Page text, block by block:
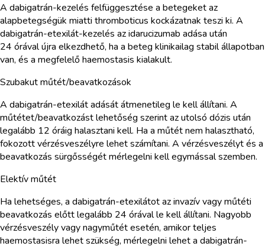
A dabigatrán-kezelés felfüggesztése a betegeket az
alapbetegségük miatti thromboticus kockázatnak teszi ki. A
dabigatrán-etexilát-kezelés az idarucizumab adása után
24 órával újra elkezdhető, ha a beteg klinikailag stabil állapotban
van, és a megfelelő haemostasis kialakult.
Szubakut műtét/beavatkozások
A dabigatrán-etexilát adását átmenetileg le kell állítani. A
műtétet/beavatkozást lehetőség szerint az utolsó dózis után
legalább 12 óráig halasztani kell. Ha a műtét nem halasztható,
fokozott vérzésveszélyre lehet számítani. A vérzésveszélyt és a
beavatkozás sürgősségét mérlegelni kell egymással szemben.
Elektív műtét
Ha lehetséges, a dabigatrán-etexilátot az invazív vagy műtéti
beavatkozás előtt legalább 24 órával le kell állítani. Nagyobb
vérzésveszély vagy nagyműtét esetén, amikor teljes
haemostasisra lehet szükség, mérlegelni lehet a dabigatrán-